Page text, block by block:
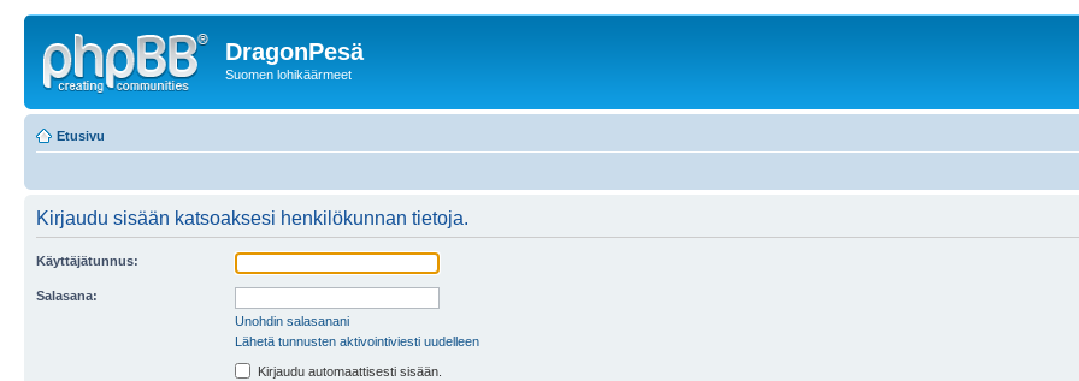
DragonPesä
Suomen lohikäärmeet
Etusivu
Kirjaudu sisään katsoaksesi henkilökunnan tietoja.
Käyttäjätunnus:
Salasana:
Unohdin salasanani
Lähetä tunnusten aktivointiviesti uudelleen
Kirjaudu automaattisesti sisään.